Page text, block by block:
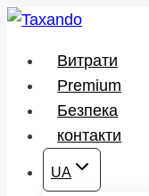
Перейти
вмісту
Витрати
Premium
Безпека
контакти
UA